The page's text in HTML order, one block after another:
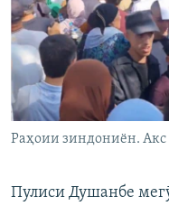
Раҳоии зиндониён. Акс
Пулиси Душанбе